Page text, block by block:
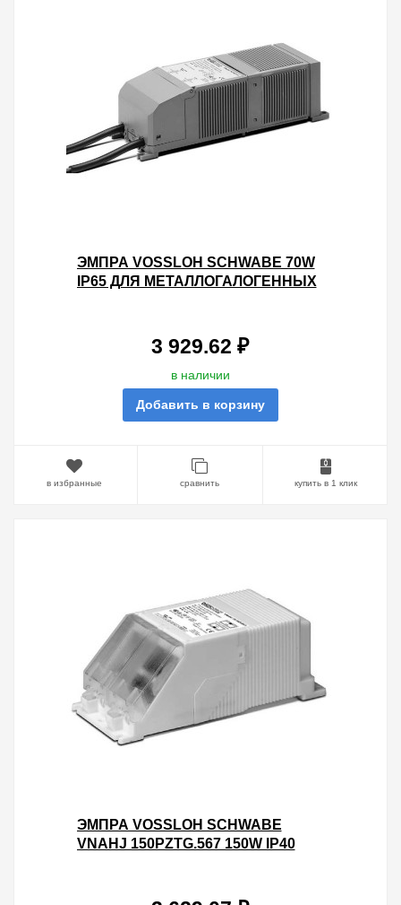
ЭМПРА VOSSLOH SCHWABE 70W
IP65 ДЛЯ МЕТАЛЛОГАЛОГЕННЫХ
3 929.62 ₽
в наличии
Добавить в корзину
в избранные сравнить купить в 1 клик
ЭМПРА VOSSLOH SCHWABE
VNAHJ 150PZTG.567 150W IP40